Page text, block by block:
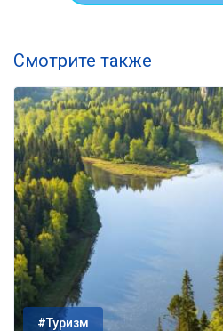
Смотрите также
#Туризм